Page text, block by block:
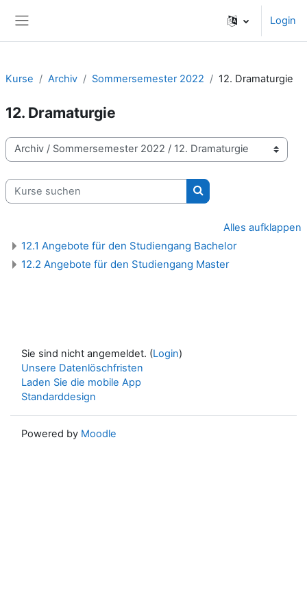
Login
Kurse Archiv Sommersemester 2022 12. Dramaturgie
12. Dramaturgie
Kursbereiche
Kurse suchen
Kurse suchen
Alles aufklappen
12.1 Angebote für den Studiengang Bachelor
12.2 Angebote für den Studiengang Master
Sie sind nicht angemeldet. (Login)
Unsere Datenlöschfristen
Laden Sie die mobile App
Standarddesign
Powered by Moodle